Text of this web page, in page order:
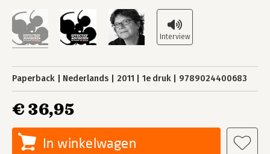
Paperback Nederlands 2011 1e druk 9789024400683
€ 36,95
In winkelwagen